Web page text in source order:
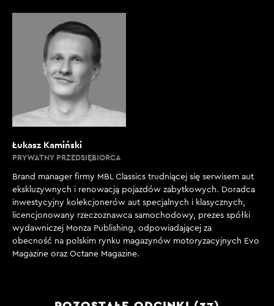
Łukasz Kamiński
PRYWATNY PRZEDSIĘBIORCA
Brand manager firmy MBL Classics trudniącej się serwisem aut
ekskluzywnych i renowacją pojazdów zabytkowych. Doradca
inwestycyjny kolekcjonerów aut specjalnych i klasycznych,
licencjonowany rzeczoznawca samochodowy, prezes spółki
wydawniczej Monza Publishing, odpowiadającej za
obecność na polskim rynku magazynów motoryzacyjnych Evo
Magazine oraz Octane Magazine.